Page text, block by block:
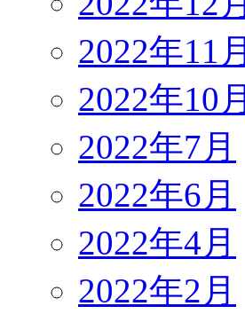
2022年11月
2022年10月
2022年7月
2022年6月
2022年4月
2022年2月